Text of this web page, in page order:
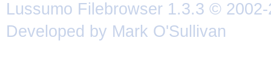
Lussumo Filebrowser 1.3.3 ©
Developed by Mark O'Sullivan